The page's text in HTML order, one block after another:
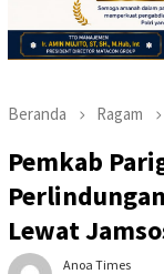
Beranda Ragam
Pemkab
Lewat
Anoa Times